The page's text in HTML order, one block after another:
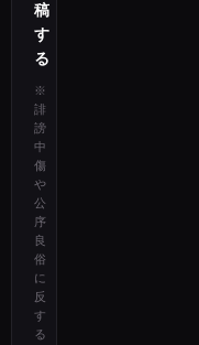
稿
す
る
※
誹
謗
中
傷
や
公
序
良
俗
に
反
す
る